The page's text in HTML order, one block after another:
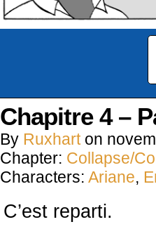
Chapitre 4 –
By Ruxhart on
Chapter: Collapse/
Characters: Ariane,
C’est reparti.